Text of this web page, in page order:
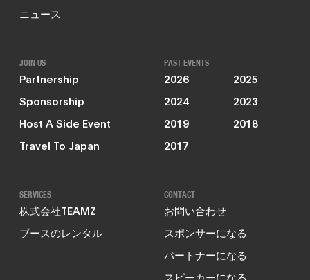
ニュース
JOIN US
Partnership
Sponsorship
Host A Side Event
Travel To Japan
PAST EVENTS
2026
2025
2024
2023
2019
2018
2017
SERVICES
株式会社TEAMZ
ブースのレンタル
CONTACT
お問い合わせ
スポンサーになる
パートナーになる
スピーカーになる